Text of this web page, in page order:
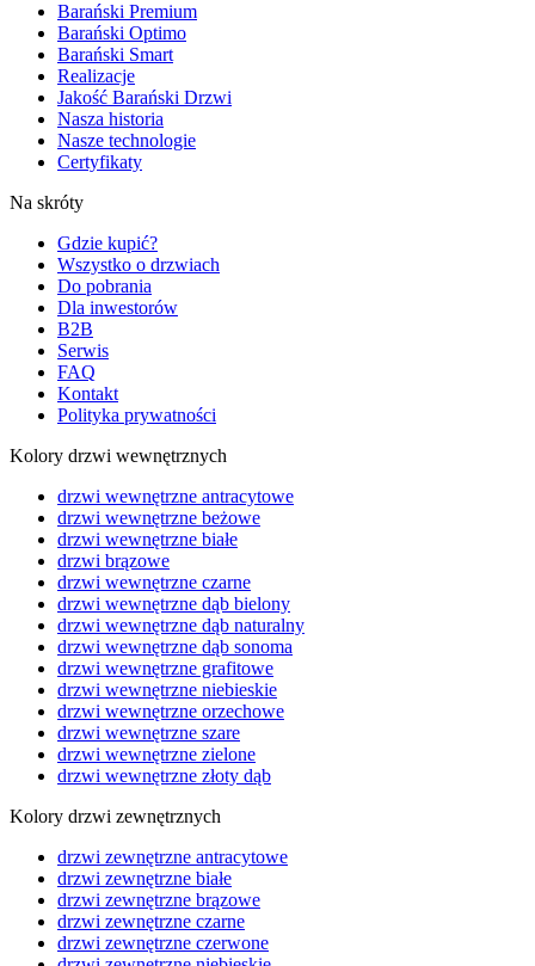
Barański Premium
Barański Optimo
Barański Smart
Realizacje
Jakość Barański Drzwi
Nasza historia
Nasze technologie
Certyfikaty
Na skróty
Gdzie kupić?
Wszystko o drzwiach
Do pobrania
Dla inwestorów
B2B
Serwis
FAQ
Kontakt
Polityka prywatności
Kolory drzwi wewnętrznych
drzwi wewnętrzne antracytowe
drzwi wewnętrzne beżowe
drzwi wewnętrzne białe
drzwi brązowe
drzwi wewnętrzne czarne
drzwi wewnętrzne dąb bielony
drzwi wewnętrzne dąb naturalny
drzwi wewnętrzne dąb sonoma
drzwi wewnętrzne grafitowe
drzwi wewnętrzne niebieskie
drzwi wewnętrzne orzechowe
drzwi wewnętrzne szare
drzwi wewnętrzne zielone
drzwi wewnętrzne złoty dąb
Kolory drzwi zewnętrznych
drzwi zewnętrzne antracytowe
drzwi zewnętrzne białe
drzwi zewnętrzne brązowe
drzwi zewnętrzne czarne
drzwi zewnętrzne czerwone